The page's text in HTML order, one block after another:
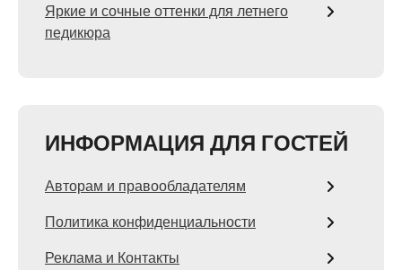
Яркие и сочные оттенки для летнего
педикюра
ИНФОРМАЦИЯ ДЛЯ ГОСТЕЙ
Авторам и правообладателям
Политика конфиденциальности
Реклама и Контакты